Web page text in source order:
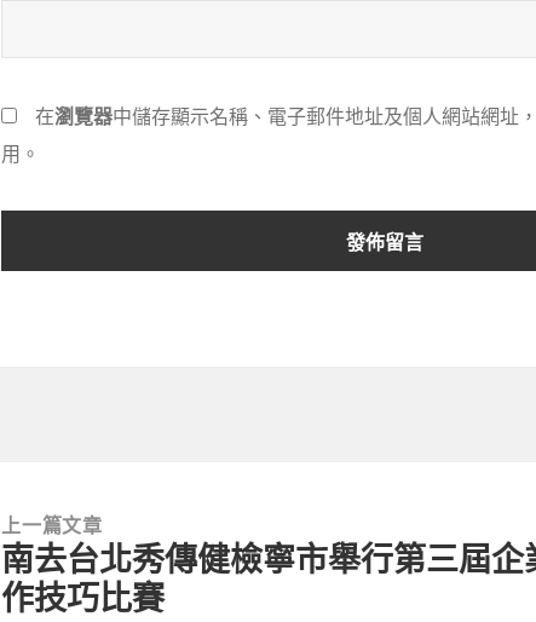
在瀏覽器中儲存顯示名稱、電子郵件地址及個人網站網址
用。
上一篇文章
上
一
南去台北秀傳健檢寧市舉行第三屆
作技巧比賽